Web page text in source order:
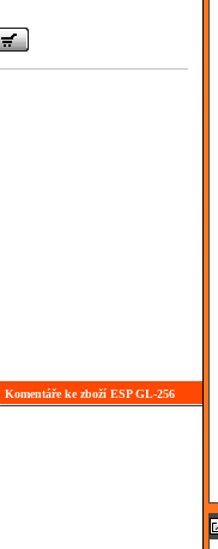
Komentáře ke zboží ESP GL-256